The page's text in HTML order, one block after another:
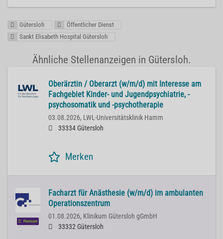
Gütersloh
Öffentlicher Dienst
Sankt Elisabeth Hospital Gütersloh
Ähnliche Stellenanzeigen in Gütersloh.
Oberärztin / Oberarzt (w/m/d) mit Interesse am
Fachgebiet Kinder- und Jugendpsychiatrie, -
psychosomatik und -psychotherapie
03.08.2026, LWL-Universitätsklinik Hamm
33334 Gütersloh
Merken
Premium
Facharzt für Anästhesie (w/m/d) im ambulanten
Operationszentrum
01.08.2026, Klinikum Gütersloh gGmbH
33332 Gütersloh